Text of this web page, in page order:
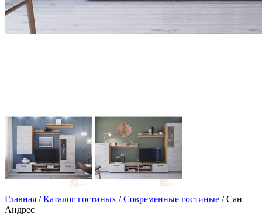
Главная /Каталог гостиных /Современные гостиные / Сан
Андрес